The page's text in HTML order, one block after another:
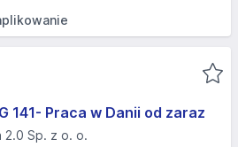
141- Praca w Danii od zaraz
2.0 Sp. z o. o.